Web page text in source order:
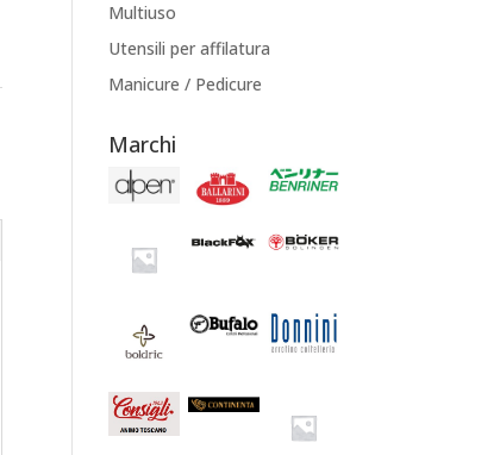
Multiuso
Utensili per affilatura
Manicure / Pedicure
Marchi